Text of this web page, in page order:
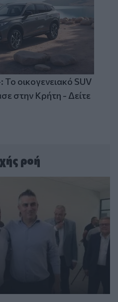
οικογενειακό SUV
στην Κρήτη - Δείτε
ροή